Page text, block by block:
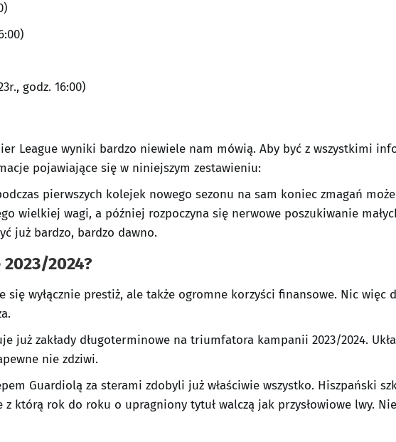
godz. 16:00)
League wyniki bardzo niewiele nam mówią. Aby być z wszystkimi
pojawiające się w niniejszym zestawieniu:
pierwszych kolejek nowego sezonu na sam koniec zmagań
wielkiej wagi, a później rozpoczyna się nerwowe poszukiwanie
już bardzo, bardzo dawno.
2024?
wyłącznie prestiż, ale także ogromne korzyści finansowe. Nic więc
już zakłady długoterminowe na triumfatora kampanii 2023/2024.
nie zdziwi.
Guardiolą za sterami zdobyli już właściwie wszystko. Hiszpański
którą rok do roku o upragniony tytuł walczą jak przysłowiowe lwy.